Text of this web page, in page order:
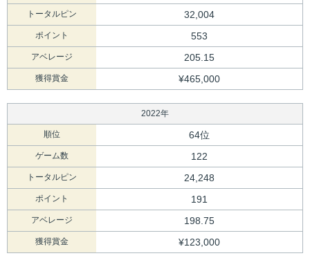
トータルピン 32,004
ポイント 553
アベレージ 205.15
獲得賞金 ¥465,000
2022年
順位 64位
ゲーム数 122
トータルピン 24,248
ポイント 191
アベレージ 198.75
獲得賞金 ¥123,000